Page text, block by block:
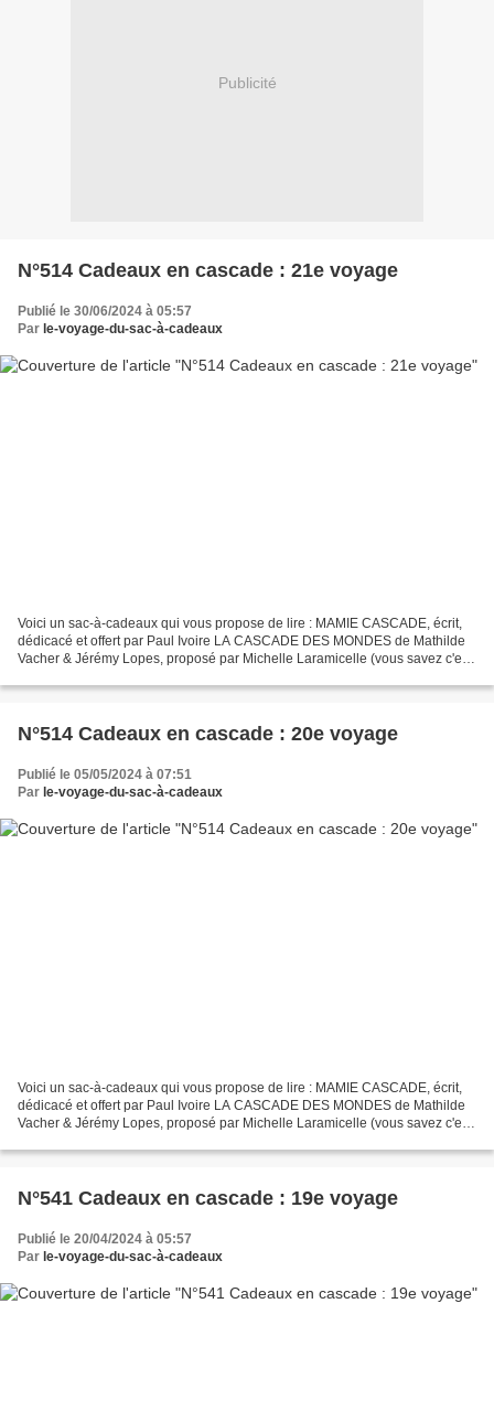
Publicité
N°514 Cadeaux en cascade : 21e voyage
Publié le 30/06/2024 à 05:57
Par le-voyage-du-sac-à-cadeaux
Voici un sac-à-cadeaux qui vous propose de lire : MAMIE CASCADE, écrit,
dédicacé et offert par Paul Ivoire LA CASCADE DES MONDES de Mathilde
Vacher & Jérémy Lopes, proposé par Michelle Laramicelle (vous savez c'est
N°514 Cadeaux en cascade : 20e voyage
Publié le 05/05/2024 à 07:51
Par le-voyage-du-sac-à-cadeaux
Voici un sac-à-cadeaux qui vous propose de lire : MAMIE CASCADE, écrit,
dédicacé et offert par Paul Ivoire LA CASCADE DES MONDES de Mathilde
Vacher & Jérémy Lopes, proposé par Michelle Laramicelle (vous savez c'est
N°541 Cadeaux en cascade : 19e voyage
Publié le 20/04/2024 à 05:57
Par le-voyage-du-sac-à-cadeaux